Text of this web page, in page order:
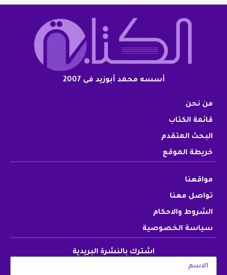
أسسه محمد أبوزيد فى 2007
من نحن
قائمة الكتاب
البحث المتقدم
خريطة الموقع
مواقعنا
تواصل معنا
الشروط والاحكام
سياسة الخصوصية
اشترك بالنشرة البريدية